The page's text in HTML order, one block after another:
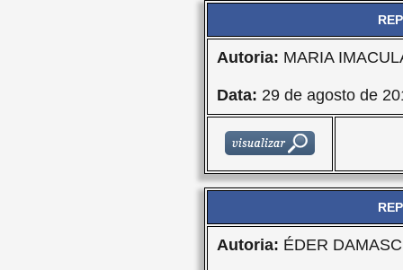
Autoria: MARIA
Data: 29 de agosto de
Autoria: ÉDER